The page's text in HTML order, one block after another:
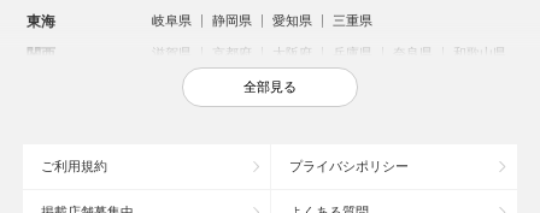
東海 岐阜県 静岡県 愛知県 三重県
関西 滋賀県 京都府 大阪府 兵庫県 奈良県 和歌山県
鳥取県 島根県 岡山県 広島県
沖縄県
全部見る
ご利用規約 プライバシポリシー